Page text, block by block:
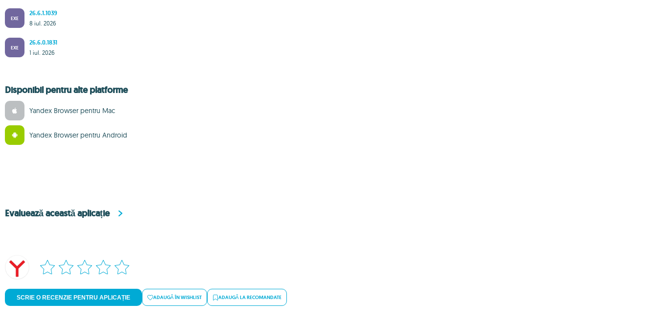
EXE
26.6.1.1039
8 iul. 2026
EXE
26.6.0.1831
1 iul. 2026
Disponibil pentru alte platforme
Yandex Browser pentru Mac
Yandex Browser pentru Android
Evaluează această aplicație
SCRIE O RECENZIE PENTRU APLICAȚIE ADAUGĂ ÎN WISHLIST ADAUGĂ LA RECOMANDATE